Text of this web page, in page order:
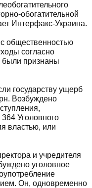
обогатительной
Интерфакс-Украина.
общественностью
согласно
были признаны
государству ущерб
Возбуждено
Уголовного
властью, или
и учредителя
уголовное
Он, одновременно